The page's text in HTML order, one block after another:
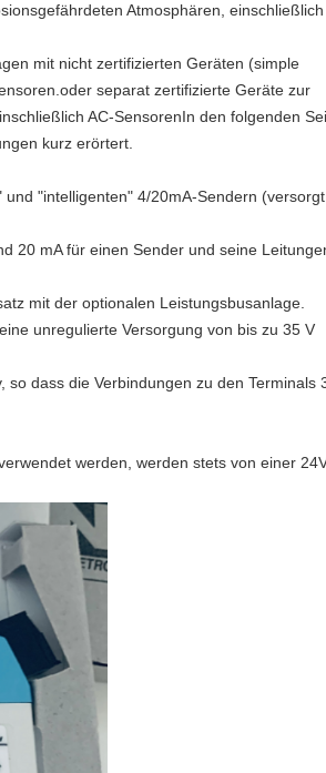
Atmosphären, einschließlich
mit nicht zertifizierten Geräten (simple
separat zertifizierte Geräte zur
AC-SensorenIn den folgenden
kurz erörtert.
"intelligenten" 4/20mA-Sendern (versorgt
20 mA für einen Sender und seine
mit der optionalen Leistungsbusanlage.
unregulierte Versorgung von bis zu 35 V
dass die Verbindungen zu den Terminals
werden, werden stets von einer